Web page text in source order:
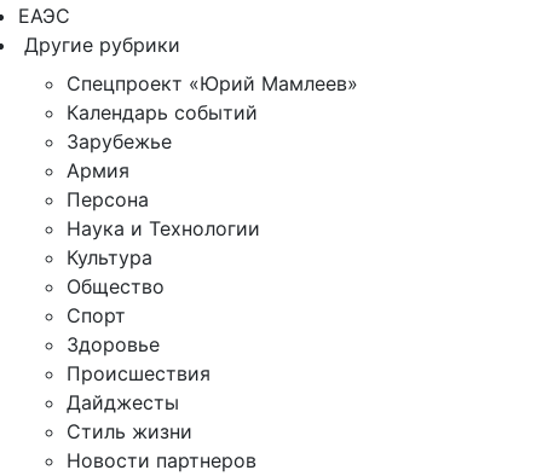
ЕАЭС
Другие рубрики
Спецпроект «Юрий Мамлеев»
Календарь событий
Зарубежье
Армия
Персона
Наука и Технологии
Культура
Общество
Спорт
Здоровье
Происшествия
Дайджесты
Стиль жизни
Новости партнеров